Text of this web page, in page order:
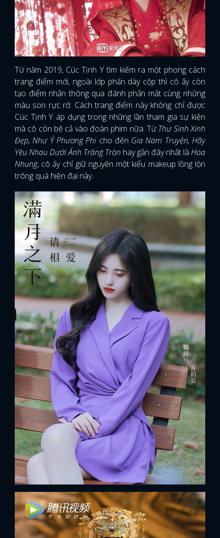
Từ năm 2019, Cúc Tịnh Y tìm kiếm ra một phong cách
trang điểm mới, ngoài lớp phấn dày cộp thì cô ấy còn
tạo điểm nhấn thông qua đánh phấn mắt cùng những
màu son rực rỡ. Cách trang điểm này không chỉ được
Cúc Tịnh Y áp dụng trong những lần tham gia sự kiện
mà cô còn bê cả vào đoàn phim nữa. Từ Thư Sinh Xinh
Đẹp, Như Ý Phương Phi cho đến Gia Nam Truyện, Hãy
Yêu Nhau Dưới Ánh Trăng Tròn hay gần đây nhất là Hoa
Nhung, cô ấy chỉ giữ nguyên một kiểu makeup lồng lộn
trông quá hiện đại này.